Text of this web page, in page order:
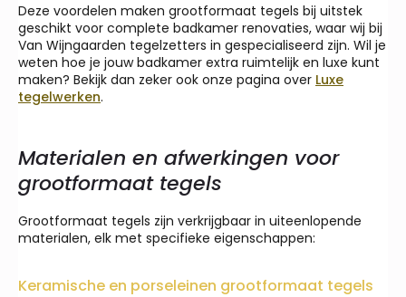
Deze voordelen maken grootformaat tegels bij uitstek
geschikt voor complete badkamer renovaties, waar wij bij
Van Wijngaarden tegelzetters in gespecialiseerd zijn. Wil je
weten hoe je jouw badkamer extra ruimtelijk en luxe kunt
maken? Bekijk dan zeker ook onze pagina over Luxe
tegelwerken.
Materialen en afwerkingen voor
grootformaat tegels
Grootformaat tegels zijn verkrijgbaar in uiteenlopende
materialen, elk met specifieke eigenschappen:
Keramische en porseleinen grootformaat tegels